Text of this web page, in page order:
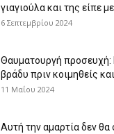
γιαγιούλα και της είπε με...
6 Σεπτεμβρίου 2024
Θαυματουργή προσευχή:
βράδυ πριν κοιμηθείς και
11 Μαΐου 2024
Αυτή την αμαρτία δεν